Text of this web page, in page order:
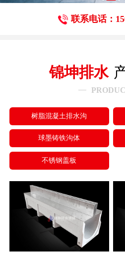
联系电话：
锦坤排水
树脂混凝土排水沟
球墨铸铁沟体
不锈钢盖板